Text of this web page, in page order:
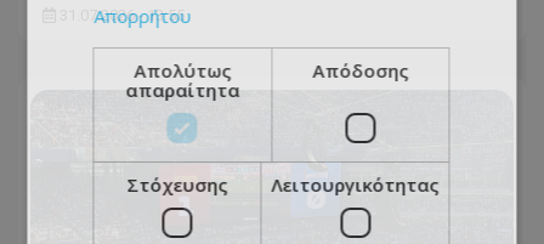
31.07.2026 - 13:55
Απορρήτου
Απολύτως
απαραίτητα
Απόδοσης
Στόχευσης Λειτουργικότητας